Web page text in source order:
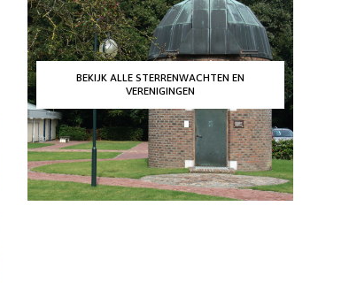
BEKIJK ALLE STERRENWACHTEN EN
VERENIGINGEN